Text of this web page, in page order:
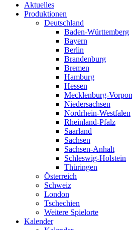
Aktuelles
Produktionen
Deutschland
Baden-Württemberg
Bayern
Berlin
Brandenburg
Bremen
Hamburg
Hessen
Mecklenburg-
Niedersachsen
Nordrhein-Westfalen
Rheinland-Pfalz
Saarland
Sachsen
Sachsen-Anhalt
Schleswig-Holstein
Thüringen
Österreich
Schweiz
London
Tschechien
Weitere Spielorte
Kalender